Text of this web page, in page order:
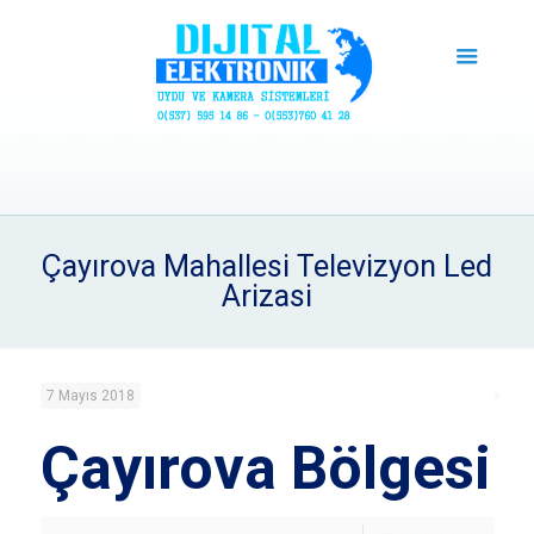
Çayırova Mahallesi Televizyon Led
Arizasi
7 Mayıs 2018
Çayırova Bölgesi